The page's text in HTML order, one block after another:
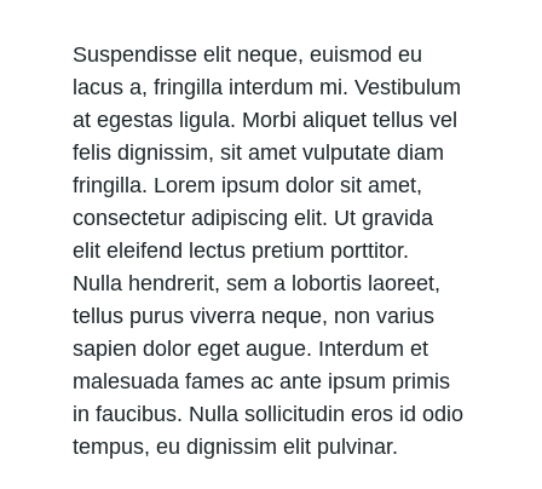
Suspendisse elit neque, euismod eu
lacus a, fringilla interdum mi. Vestibulum
at egestas ligula. Morbi aliquet tellus vel
felis dignissim, sit amet vulputate diam
fringilla. Lorem ipsum dolor sit amet,
consectetur adipiscing elit. Ut gravida
elit eleifend lectus pretium porttitor.
Nulla hendrerit, sem a lobortis laoreet,
tellus purus viverra neque, non varius
sapien dolor eget augue. Interdum et
malesuada fames ac ante ipsum primis
in faucibus. Nulla sollicitudin eros id odio
tempus, eu dignissim elit pulvinar.